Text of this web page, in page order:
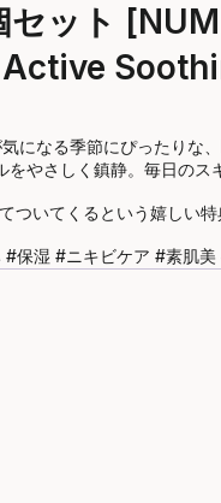
ット
になる季節にぴったりな
やさしく鎮静。毎日の
ついてくるという嬉しい
保湿 #ニキビケア #素肌